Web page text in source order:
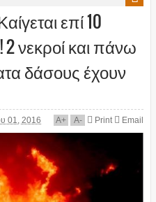
επί 10
νεκροί και πάνω
δάσους έχουν
01, 2016 A+ A- Print Email